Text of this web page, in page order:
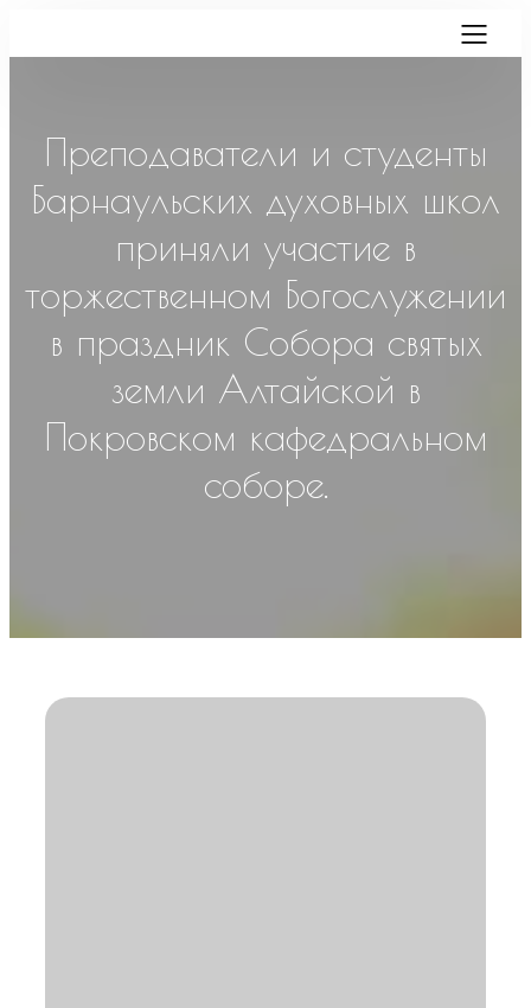
Преподаватели и студенты
Барнаульских духовных школ
приняли участие в
торжественном Богослужении
в праздник Собора святых
земли Алтайской в
Покровском кафедральном
соборе.